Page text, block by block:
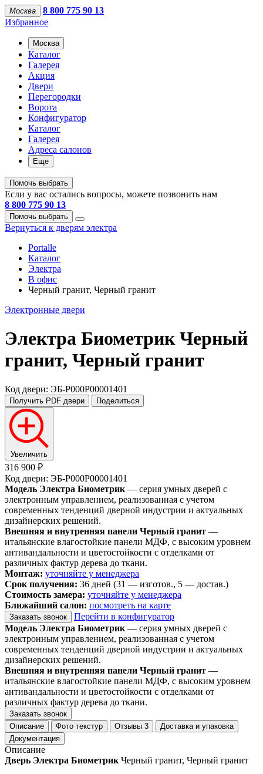
Москва
8 800 775 90 13
Избранное
Москва
Каталог
Галерея
Акция
Двери
Перегородки
Ворота
Конфигуратор
Каталог
Галерея
Адреса салонов
Еще
Помочь выбрать
Если у вас остались вопросы, можете позвонить нам
8 800 775 90 13
Помочь выбрать
Вернуться к дверям электра
Portalle
Каталог
Электра
В офис
Черный гранит, Черный гранит
Электронные двери
Электра Биометрик Черный
гранит, Черный гранит
Код двери: ЭБ-P000P00001401
Получить PDF двери Поделиться
Увеличить
316 900 ₽
Код двери: ЭБ-P000P00001401
Модель Электра Биометрик — серия умных дверей с
электронным управлением, реализованная с учетом
современных тенденций дверной индустрии и актуальных
дизайнерских решений.
Внешняя и внутренняя панели Черный гранит —
итальянские влагостойкие панели МДФ, с высоким уровнем
антивандальности и цветостойкости с отделками от
различных фактур дерева до ткани.
Монтаж: уточняйте у менеджера
Срок получения: 36 дней (31 — изготов., 5 — достав.)
Стоимость замера: уточняйте у менеджера
Ближайший салон: посмотреть на карте
Заказать звонок
Перейти в конфигуратор
Модель Электра Биометрик — серия умных дверей с
электронным управлением, реализованная с учетом
современных тенденций дверной индустрии и актуальных
дизайнерских решений.
Внешняя и внутренняя панели Черный гранит —
итальянские влагостойкие панели МДФ, с высоким уровнем
антивандальности и цветостойкости с отделками от
различных фактур дерева до ткани.
Заказать звонок
Описание
Фото текстур Отзывы 3
Доставка и упаковка
Документация
Описание
Дверь Электра Биометрик Черный гранит, Черный гранит